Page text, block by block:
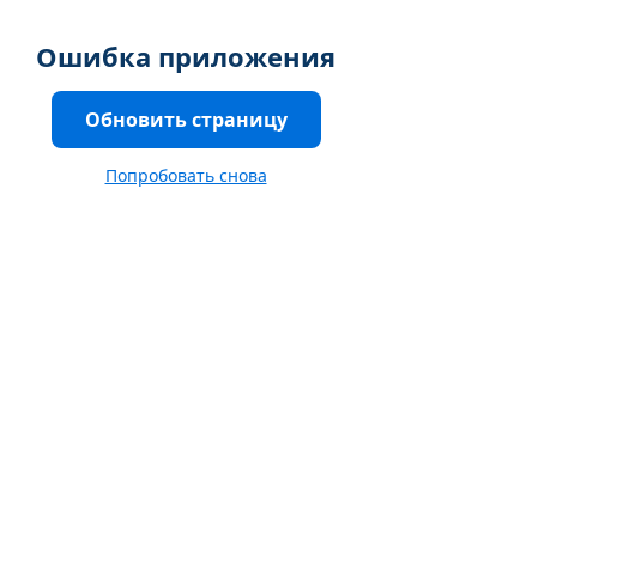
Ошибка приложения
Обновить страницу
Попробовать снова